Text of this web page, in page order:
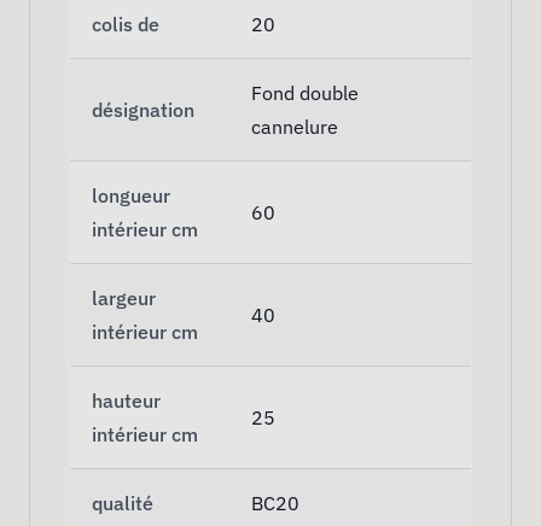
colis de 20
désignation
Fond double
cannelure
longueur
intérieur cm
60
largeur
intérieur cm
40
hauteur
intérieur cm
25
qualité BC20